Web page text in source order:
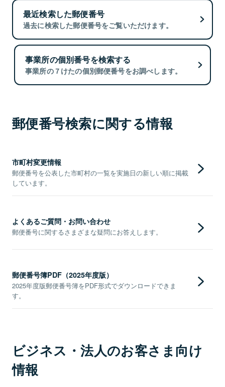
最近検索した郵便番号
過去に検索した郵便番号をご覧いただけます。
事業所の個別番号を検索する
事業所の７けたの個別郵便番号をお調べします。
郵便番号検索に関する情報
市町村変更情報
郵便番号を公表した市町村の一覧を実施日の新しい順に掲載
しています。
よくあるご質問・お問い合わせ
郵便番号に関するさまざまな疑問にお答えします。
郵便番号簿PDF（2025年度版）
2025年度版郵便番号簿をPDF形式でダウンロードできま
す。
ビジネス・法人のお客さま向け
情報